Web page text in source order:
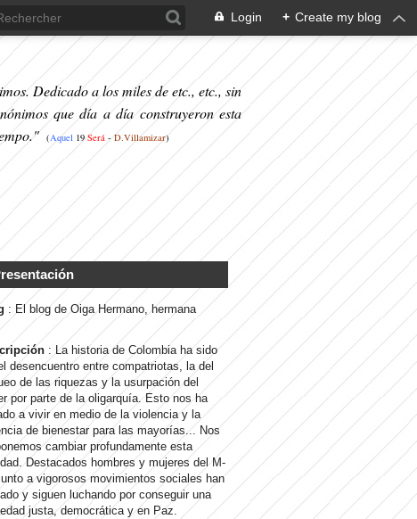
Login + Create my blog
Dedicado a los miles de etc., etc., sin
que día a día construyeron esta
(Aquel 19 Será - D.Villamizar)
: El blog de Oiga Hermano, hermana
: La historia de Colombia ha sido
desencuentro entre compatriotas, la del
de las riquezas y la usurpación del
por parte de la oligarquía. Esto nos ha
a vivir en medio de la violencia y la
de bienestar para las mayorías... Nos
cambiar profundamente esta
Destacados hombres y mujeres del M-
a vigorosos movimientos sociales han
y siguen luchando por conseguir una
justa, democrática y en Paz.